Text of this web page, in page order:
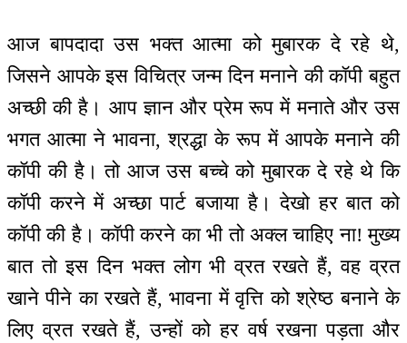
आज बापदादा उस भक्त आत्मा को मुबारक दे रहे थे,
जिसने आपके इस विचित्र जन्म दिन मनाने की कॉपी बहुत
अच्छी की है। आप ज्ञान और प्रेम रूप में मनाते और उस
भगत आत्मा ने भावना, श्रद्धा के रूप में आपके मनाने की
कॉपी की है। तो आज उस बच्चे को मुबारक दे रहे थे कि
कॉपी करने में अच्छा पार्ट बजाया है। देखो हर बात को
कॉपी की है। कॉपी करने का भी तो अक्ल चाहिए ना! मुख्य
बात तो इस दिन भक्त लोग भी व्रत रखते हैं, वह व्रत
खाने पीने का रखते हैं, भावना में वृत्ति को श्रेष्ठ बनाने के
लिए व्रत रखते हैं, उन्हों को हर वर्ष रखना पड़ता और